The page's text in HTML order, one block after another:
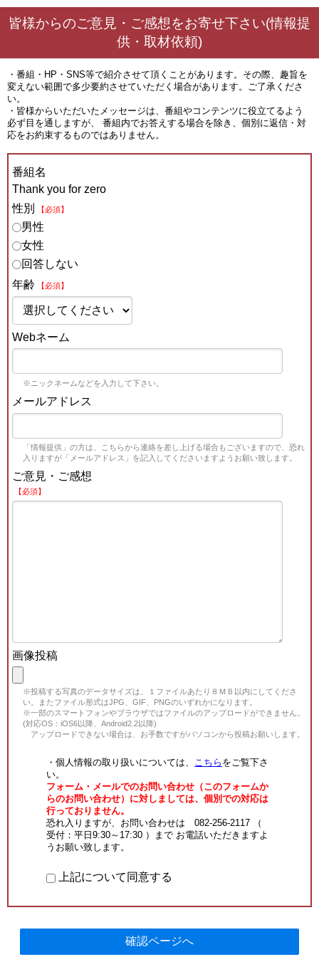
皆様からのご意見・ご感想をお寄せ下さい(情報提
供・取材依頼)
・番組・HP・SNS等で紹介させて頂くことがあります。その際、趣旨を
変えない範囲で多少要約させていただく場合があります。ご了承くださ
い。
・皆様からいただいたメッセージは、番組やコンテンツに役立てるよう
必ず目を通しますが、 番組内でお答えする場合を除き、個別に返信・対
応をお約束するものではありません。
番組名
Thank you for zero
性別
【必須】
男性
女性
回答しない
年齢
【必須】
Webネーム
※ニックネームなどを入力して下さい。
メールアドレス
「情報提供」の方は、こちらから連絡を差し上げる場合もございますので、恐れ
入りますが「メールアドレス」を記入してくださいますようお願い致します。
ご意見・ご感想
【必須】
画像投稿
※投稿する写真のデータサイズは、１ファイルあたり８ＭＢ以内にしてくださ
い。またファイル形式はJPG、GIF、PNGのいずれかになります。
※一部のスマートフォンやブラウザではファイルのアップロードができません。
(対応OS：iOS6以降、Android2.2以降)
アップロードできない場合は、お手数ですがパソコンから投稿お願いします。
・個人情報の取り扱いについては、 こちら をご覧下さ
い。
フォーム・メールでのお問い合わせ（このフォームか
らのお問い合わせ）に対しましては、個別での対応は
行っておりません。
恐れ入りますが、お問い合わせは 082-256-2117 （
受付：平日9:30～17:30 ）まで お電話いただきますよ
うお願い致します。
上記について同意する
確認ページへ